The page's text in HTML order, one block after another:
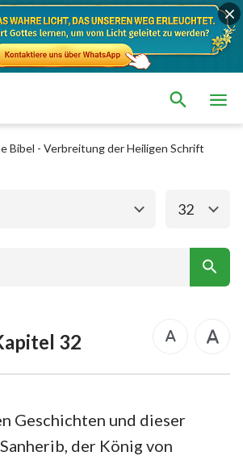
Bibel - Verbreitung der Heiligen Schrift
Das neue Testament
2. Mose
2. Chronik
Nehemia
Hiob
Sprüche
32
32
Geschichten und dieser
der König von